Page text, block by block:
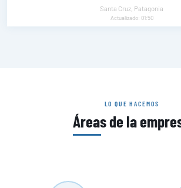
Santa Cruz, Patagonia
Actualizado: 01:50
LO QUE HACEMOS
Áreas de la